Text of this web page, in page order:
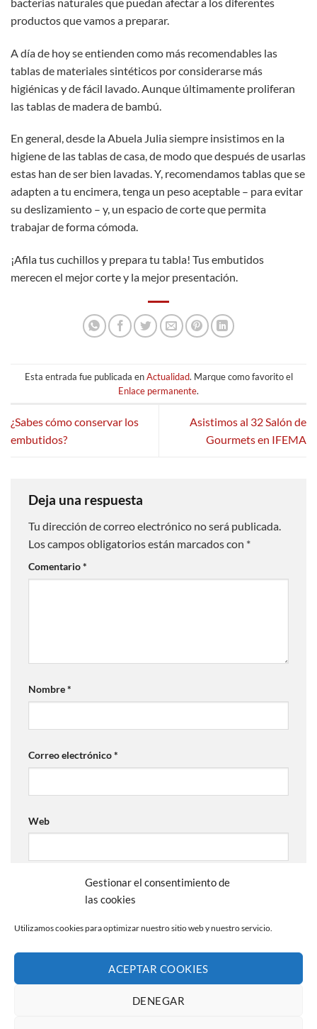
Gestionar el consentimiento de
las cookies
Utilizamos cookies para optimizar nuestro sitio web y nuestro servicio.
ACEPTAR COOKIES
DENEGAR
productos que vamos a preparar.
A día de hoy se entienden como más recomendables las
tablas de materiales sintéticos por considerarse más
higiénicas y de fácil lavado. Aunque últimamente proliferan
las tablas de madera de bambú.
En general, desde la Abuela Julia siempre insistimos en la
higiene de las tablas de casa, de modo que después de usarlas
estas han de ser bien lavadas. Y, recomendamos tablas que se
adapten a tu encimera, tenga un peso aceptable – para evitar
su deslizamiento – y, un espacio de corte que permita
trabajar de forma cómoda.
¡Afila tus cuchillos y prepara tu tabla! Tus embutidos
merecen el mejor corte y la mejor presentación.
Esta entrada fue publicada enActualidad. Marque como favorito el
Enlace permanente.
¿Sabes cómo conservar los
embutidos?
Asistimos al 32 Salón de
Gourmets en IFEMA
Deja una respuesta
Tu dirección de correo electrónico no será publicada.
Los campos obligatorios están marcados con *
Comentario*
Nombre*
Correo electrónico*
Web
AVISO LEGAL
POLÍTICA DE PRIVACIDAD